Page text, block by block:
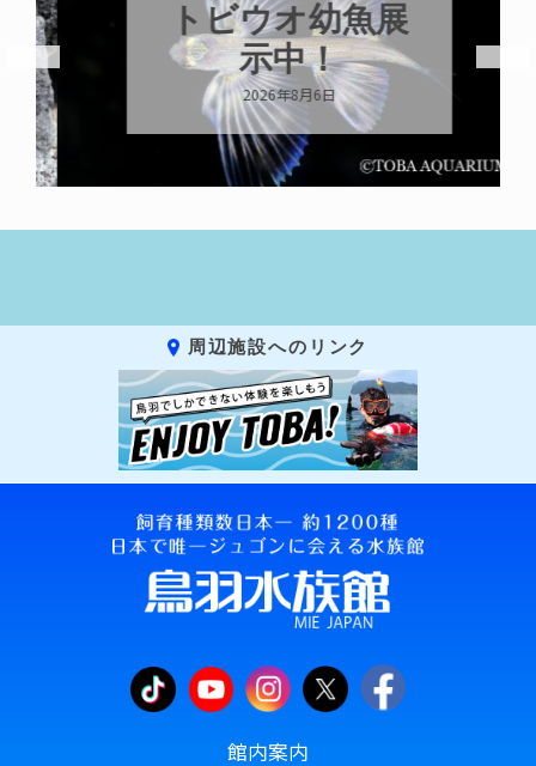
トビウオ幼魚展
示中！
2026年8月6日
周辺施設へのリンク
館内案内